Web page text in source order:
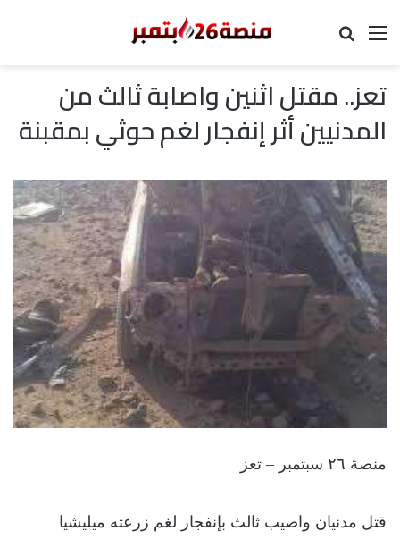
القائمة
تعز.. مقتل اثنين واصابة ثالث من
المدنيين أثر إنفجار لغم حوثي بمقبنة
منصة ٢٦ سبتمبر – تعز
قتل مدنيان واصيب ثالث بإنفجار لغم زرعته ميليشيا